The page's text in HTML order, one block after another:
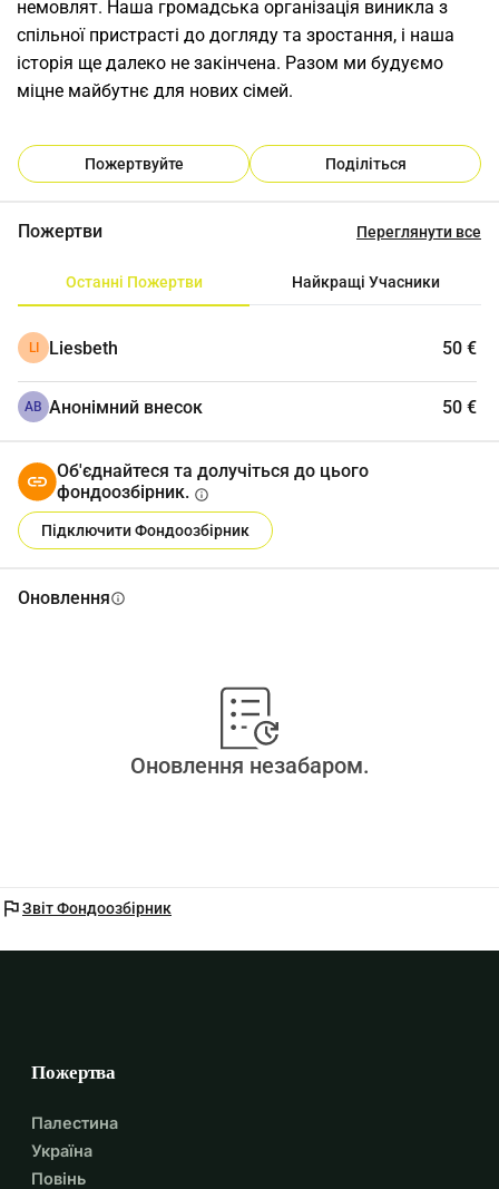
немовлят. Наша громадська організація виникла з
спільної пристрасті до догляду та зростання, і наша
історія ще далеко не закінчена. Разом ми будуємо
міцне майбутнє для нових сімей.
Пожертвуйте Поділіться
Пожертви Переглянути все
Останні Пожертви Найкращі Учасники
LI Liesbeth 50 €
АВ Анонімний внесок 50 €
Об'єднайтеся та долучіться до цього
фондоозбірник. info
Підключити Фондоозбірник
Оновленняinfo
Оновлення незабаром.
flagЗвіт Фондоозбірник
Пожертва
Палестина
Україна
Повінь